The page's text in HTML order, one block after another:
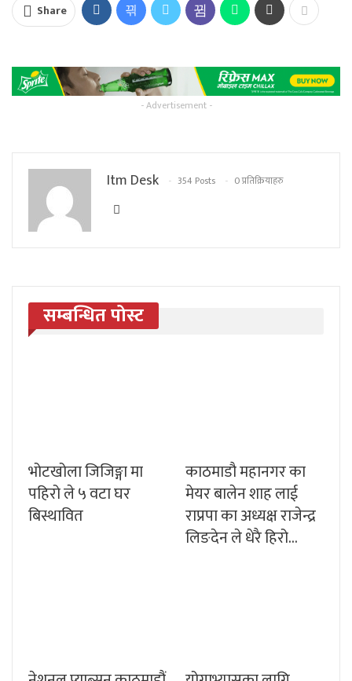
Share
- Advertisement -
Itm Desk 354 Posts 0 प्रतिक्रियाहरु
सम्बन्धित पोस्ट
भोटखोला जिजिङ्गा मा
पहिरो ले ५ वटा घर
बिस्थावित
काठमाडौ महानगर का
मेयर बालेन शाह लाई
राप्रपा का अध्यक्ष राजेन्द्र
लिङदेन ले धेरै हिरो…